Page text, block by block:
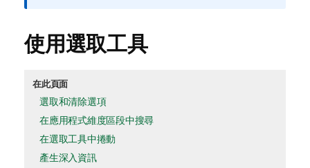
使用選取工具
在此頁面
選取和清除選項
在應用程式維度區段中搜尋
在選取工具中捲動
產生深入資訊